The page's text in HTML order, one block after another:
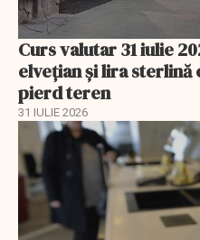
Curs valutar 31 iulie
elvețian și lira
pierd teren
31 IULIE 2026